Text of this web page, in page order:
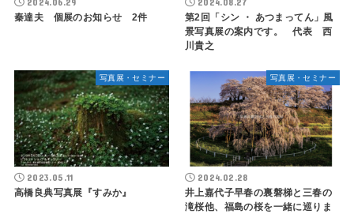
2024.06.29
秦達夫 個展のお知らせ 2件
2024.08.27
第2回「シン ・ あつまってん」風
景写真展の案内です。 代表 西
川貴之
写真展・セミナー
2023.05.11
高橋良典写真展『すみか』
写真展・セミナー
2024.02.28
井上嘉代子早春の裏磐梯と三春の
滝桜他、福島の桜を一緒に巡りま